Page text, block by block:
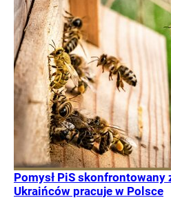
Pomysł PiS
Ukraińców pracuje w Polsce